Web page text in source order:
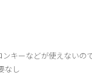
キーなどが使えないの
なし